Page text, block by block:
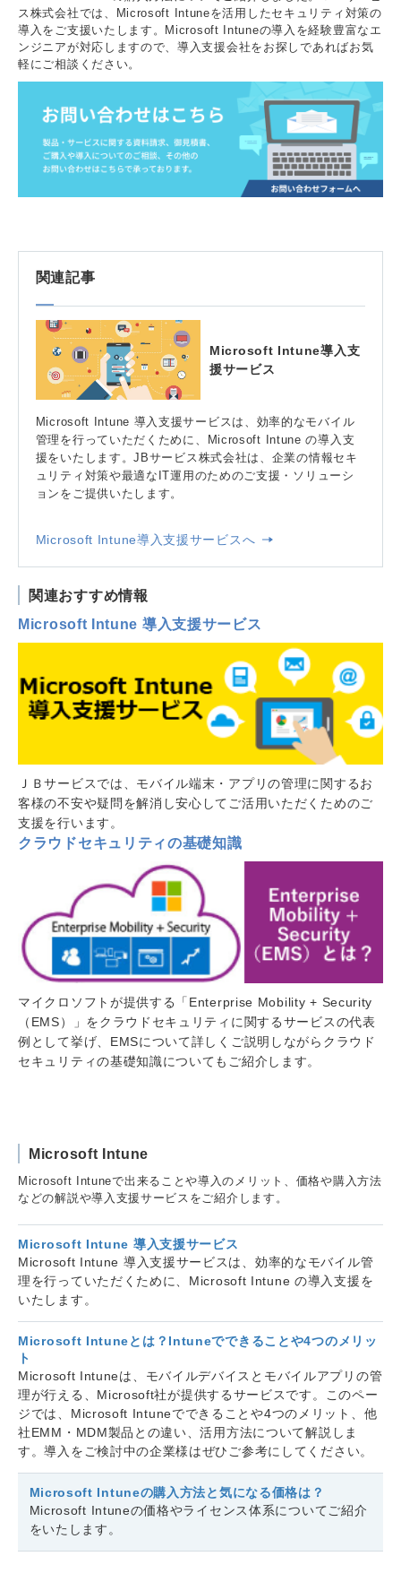
ス株式会社では、Microsoft Intuneを活用したセキュリティ対策の
導入をご支援いたします。Microsoft Intuneの導入を経験豊富なエ
ンジニアが対応しますので、導入支援会社をお探しであればお気
軽にご相談ください。
関連記事
Microsoft Intune導入支
援サービス
Microsoft Intune 導入支援サービスは、効率的なモバイル
管理を行っていただくために、Microsoft Intune の導入支
援をいたします。JBサービス株式会社は、企業の情報セキ
ュリティ対策や最適なIT運用のためのご支援・ソリューシ
ョンをご提供いたします。
Microsoft Intune導入支援サービスへ
関連おすすめ情報
Microsoft Intune 導入支援サービス
ＪＢサービスでは、モバイル端末・アプリの管理に関するお
客様の不安や疑問を解消し安心してご活用いただくためのご
支援を行います。
クラウドセキュリティの基礎知識
マイクロソフトが提供する「Enterprise Mobility + Security
（EMS）」をクラウドセキュリティに関するサービスの代表
例として挙げ、EMSについて詳しくご説明しながらクラウド
セキュリティの基礎知識についてもご紹介します。
Microsoft Intune
Microsoft Intuneで出来ることや導入のメリット、価格や購入方法
などの解説や導入支援サービスをご紹介します。
Microsoft Intune 導入支援サービス
Microsoft Intune 導入支援サービスは、効率的なモバイル管
理を行っていただくために、Microsoft Intune の導入支援を
いたします。
Microsoft Intuneとは？Intuneでできることや4つのメリッ
ト
Microsoft Intuneは、モバイルデバイスとモバイルアプリの管
理が行える、Microsoft社が提供するサービスです。このペー
ジでは、Microsoft Intuneでできることや4つのメリット、他
社EMM・MDM製品との違い、活用方法について解説しま
す。導入をご検討中の企業様はぜひご参考にしてください。
Microsoft Intuneの購入方法と気になる価格は？
Microsoft Intuneの価格やライセンス体系についてご紹介
をいたします。